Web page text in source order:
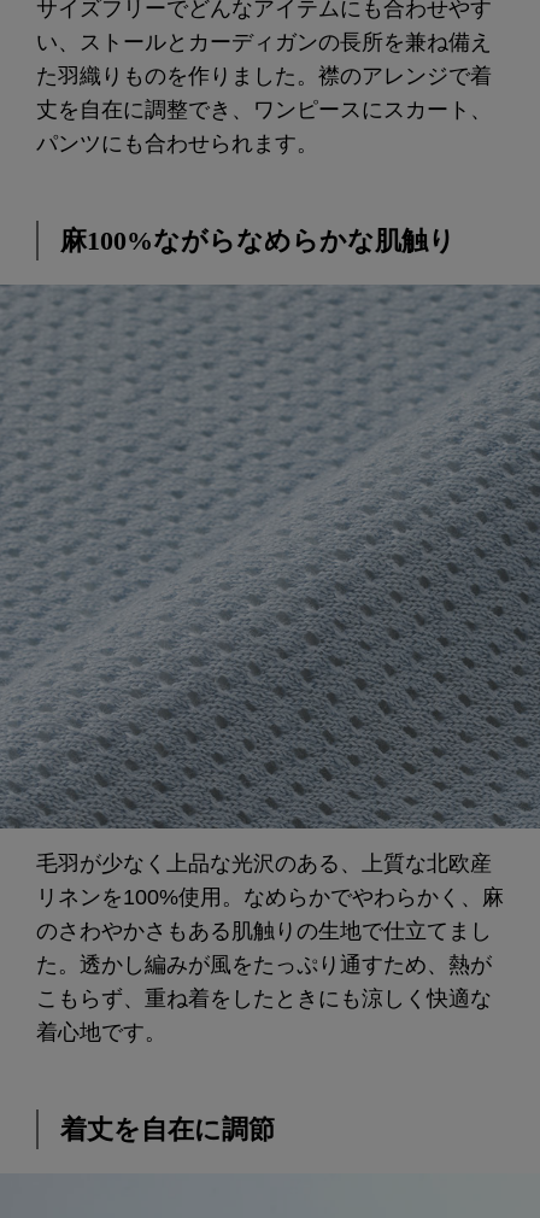
サイズフリーでどんなアイテムにも合わせやす
い、ストールとカーディガンの長所を兼ね備え
た羽織りものを作りました。襟のアレンジで着
丈を自在に調整でき、ワンピースにスカート、
パンツにも合わせられます。
麻100%ながらなめらかな肌触り
毛羽が少なく上品な光沢のある、上質な北欧産
リネンを100%使用。なめらかでやわらかく、麻
のさわやかさもある肌触りの生地で仕立てまし
た。透かし編みが風をたっぷり通すため、熱が
こもらず、重ね着をしたときにも涼しく快適な
着心地です。
着丈を自在に調節